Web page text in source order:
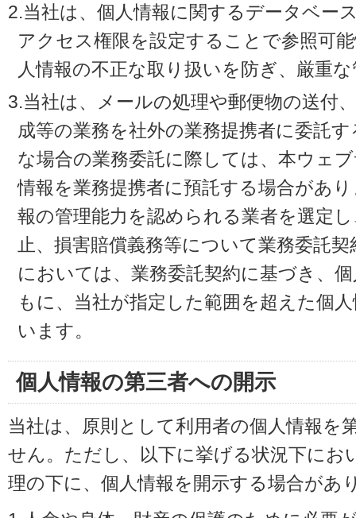
2.当社は、個人情報に関するデータベー
アクセス権限を設定することで参照可
人情報の不正な取り扱いを防ぎ、厳重
3.当社は、メールの処理や郵便物の送付
成等の業務を社外の業務提携者に委託
な場合の業務委託に際しては、本ウェ
情報を業務提携者に預託する場合があ
報の管理能力を認められる業者を選定
止、損害賠償義務等について業務委託
においては、業務委託契約に基づき、
もに、当社が指定した範囲を超えた個
います。
個人情報の第三者への開示
当社は、原則として利用者の個人情報を
せん。ただし、以下に挙げる状況下にお
理の下に、個人情報を開示する場合があ